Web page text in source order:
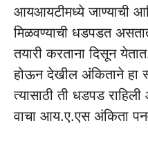
आयआयटीमध्ये जाण्याची
मिळवण्याची धडपडत
तयारी करताना दिसून
होऊन देखील अंकिताने हा
त्यासाठी ती धडपड
वाचा आय.ए.एस अंकिता